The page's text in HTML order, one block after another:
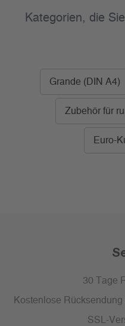
Kategorien, die
Grande (DIN A4)
Zubehör für
Euro-
30 Tage
Kostenlose
SSL-